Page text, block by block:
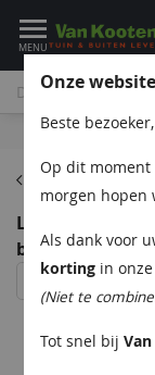
MENU
Bel
Tuinhuizen
Lugarde PR53
blank
Onze
Beste bezoeker,
Op dit moment
morgen hopen
Als dank voor
korting in
(Niet te
Tot snel bij